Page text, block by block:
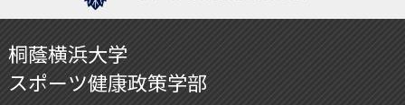
桐蔭横浜大学
スポーツ健康政策学部